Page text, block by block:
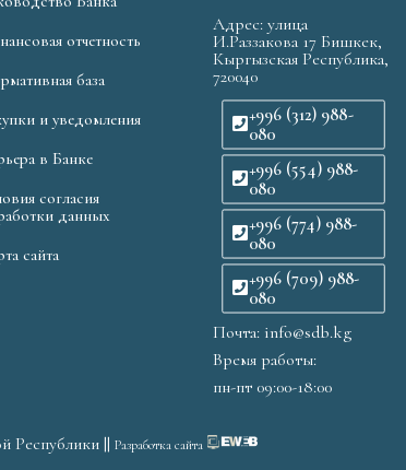
отчетность
база
и уведомления
в Банке
согласия
данных
сайта
Адрес: улица
И.Раззакова 17 Бишкек,
Кыргызская Республика,
720040
+996 (312) 988-
080
+996 (554) 988-
080
+996 (774) 988-
080
+996 (709) 988-
080
Почта: info@sdb.kg
Время работы:
пн-пт 09:00-18:00
Республики ||Разработка сайта